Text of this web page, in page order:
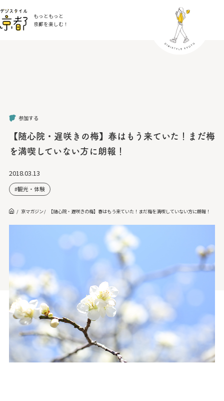
もっともっと
京都を楽しむ！
参加する
【随心院・遅咲きの梅】春はもう来ていた！まだ梅
を満喫していない方に朗報！
2018.03.13
観光・体験
京マガジン 【随心院・遅咲きの梅】春はもう来ていた！まだ梅を満喫していない方に朗報！